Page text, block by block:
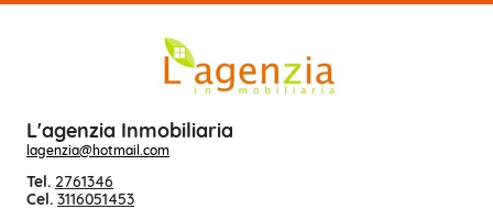
L'agenzia Inmobiliaria
lagenzia@hotmail.com
Tel. 2761346
Cel. 3116051453